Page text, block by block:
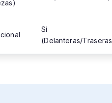
Sí
(Delanteras/